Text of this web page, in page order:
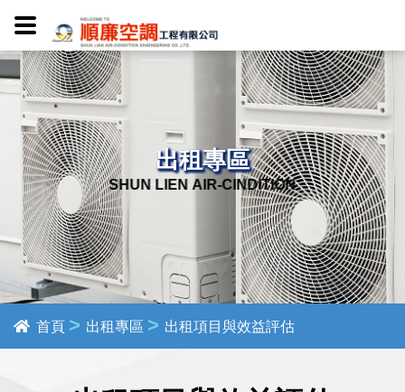
出租專區
首頁 > 出租專區 > 出租項目與效益評估